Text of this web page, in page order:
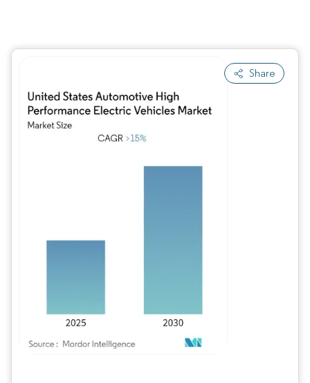
Share